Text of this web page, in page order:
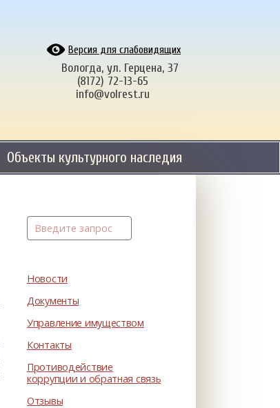
Версия для слабовидящих
Вологда, ул. Герцена, 37
(8172) 72-13-65
info@volrest.ru
Объекты культурного наследия
Новости
Документы
Управление имуществом
Контакты
Противодействие
коррупции и обратная связь
Отзывы